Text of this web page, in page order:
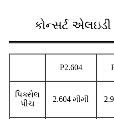
કોન્સર્ટ
P2.604
પિક્સેલ
પીચ
2.604 મીમી